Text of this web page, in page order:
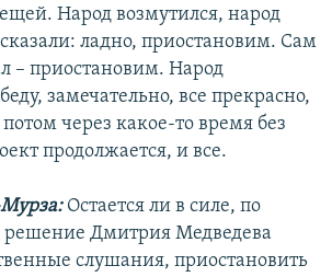
Народ возмутился, народ
ладно, приостановим. Сам
– приостановим. Народ
замечательно, все прекрасно,
через какое-то время без
продолжается, и все.
Остается ли в силе, по
Дмитрия Медведева
слушания, приостановить